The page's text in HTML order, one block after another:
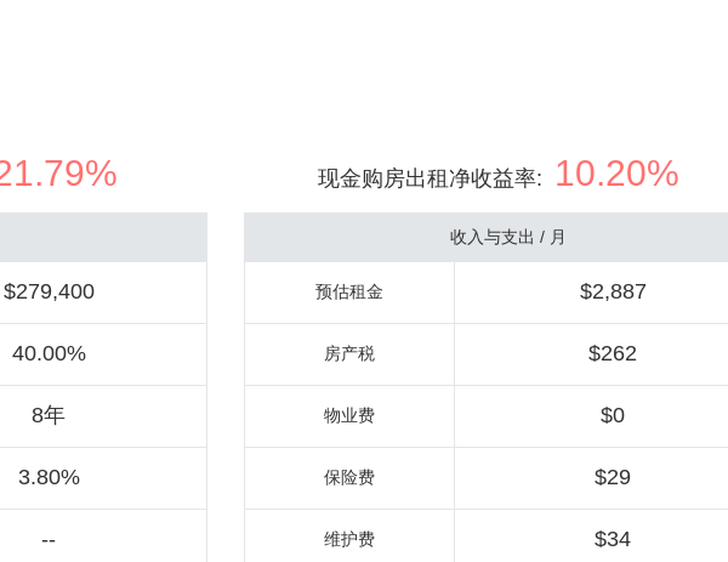
现金购房出租净收益率: 10.20%
$279,400
40.00%
8年
3.80%
--
收入与支出 / 月
预估租金 $2,887
房产税 $262
物业费 $0
保险费 $29
维护费 $34